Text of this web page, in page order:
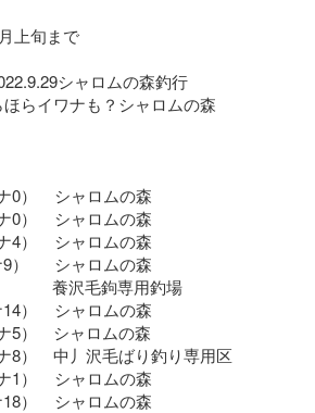
上旬まで
シャロムの森釣行
らイワナも？シャロムの森
0）    シャロムの森
0）    シャロムの森
4）    シャロムの森
）      シャロムの森
養沢毛鉤専用釣場
）    シャロムの森
5）　シャロムの森
8）　中丿沢毛ばり釣り専用区
1）    シャロムの森
）    シャロムの森